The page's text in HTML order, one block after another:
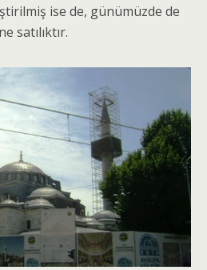
ise de, günümüzde de
satılıktır.